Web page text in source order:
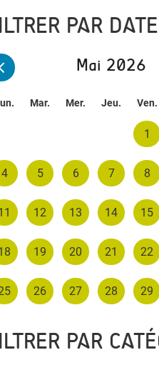
PAR
Mai 2026
Mar. Mer. Jeu. Ven.
1
4 5 6 7 8
12 13 14 15
19 20 21 22
26 27 28 29
PAR